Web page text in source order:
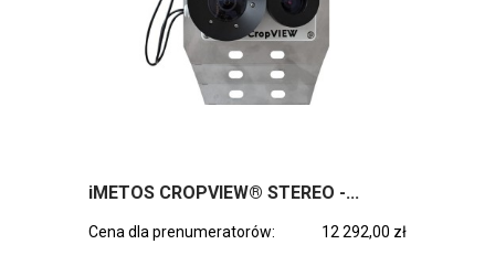
iMETOS CROPVIEW® STEREO -...
Cena dla prenumeratorów: 12 292,00 zł